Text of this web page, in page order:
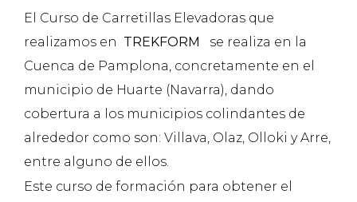
El Curso de Carretillas Elevadoras que
realizamos en TREKFORM
se realiza en la
Cuenca de Pamplona, concretamente en el
municipio de Huarte (Navarra), dando
cobertura a los municipios colindantes de
alrededor como son: Villava, Olaz, Olloki y Arre,
entre alguno de ellos.
Este curso de formación para obtener el